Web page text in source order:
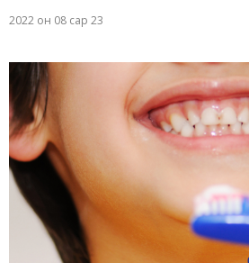
2022 он 08 сар 23